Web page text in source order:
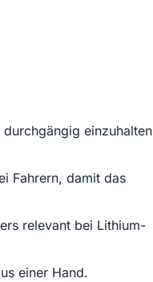
durchgängig einzuhalten
Fahrern, damit das
relevant bei Lithium-
einer Hand.